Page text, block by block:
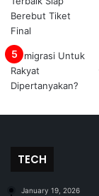
TECH
January 19, 2026